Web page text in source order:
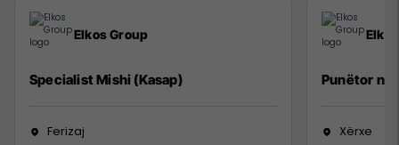
Elkos Group
Specialist Mishi (Kasap)
Ferizaj
Punëtor në
Xërxe